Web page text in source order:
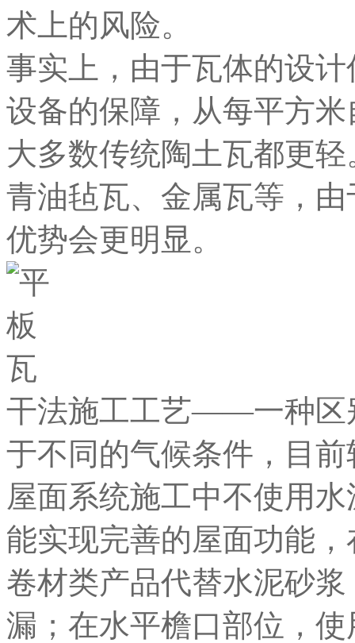
术上的风险。
事实上，由于瓦体的设
设备的保障，从每平方
大多数传统陶土瓦都更
青油毡瓦、金属瓦等，
优势会更明显。
干法施工工艺——一种区
于不同的气候条件，目
屋面系统施工中不使用
能实现完善的屋面功能
卷材类产品代替水泥砂
漏；在水平檐口部位，